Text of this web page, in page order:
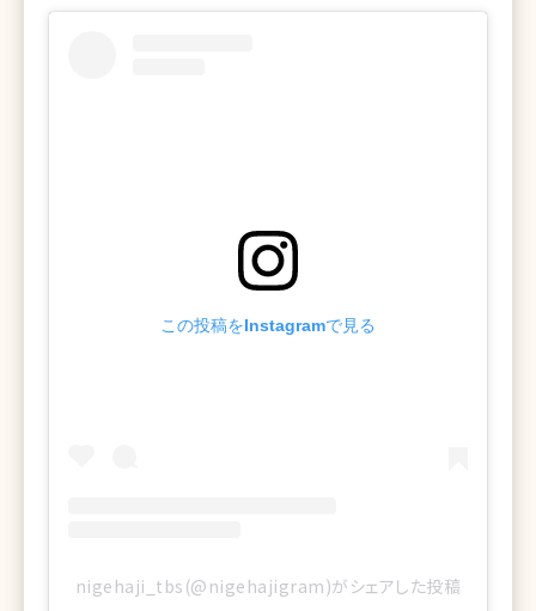
この投稿をInstagramで見る
nigehaji_tbs(@nigehajigram)がシェアした投稿